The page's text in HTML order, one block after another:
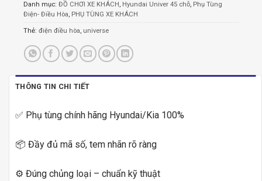
Danh mục: ĐỒ CHƠI XE KHÁCH , Hyundai Univer 45 chỗ, Phụ Tùng
Điện- Điều Hòa, PHỤ TÙNG XE KHÁCH
Thẻ: điện điều hòa, universe
THÔNG TIN CHI TIẾT
✅ Phụ tùng chính hãng Hyundai/Kia 100%
📦 Đầy đủ mã số, tem nhãn rõ ràng
⚙️ Đúng chủng loại – chuẩn kỹ thuật